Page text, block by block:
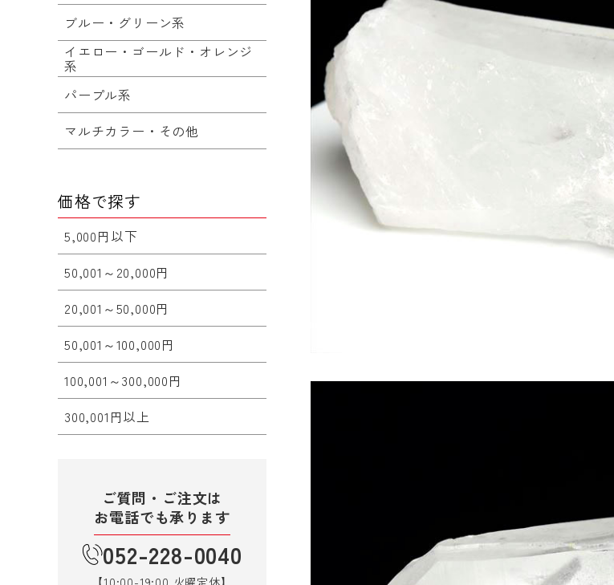
ブルー・グリーン系
イエロー・ゴールド・オレンジ
系
パープル系
マルチカラー・その他
価格で探す
5,000円以下
50,001～20,000円
20,001～50,000円
50,001～100,000円
100,001～300,000円
300,001円以上
ご質問・ご注文は
お電話でも承ります
052-228-0040
【10:00-19:00 火曜定休】